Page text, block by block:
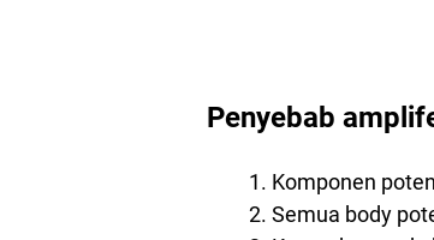
Penyebab
Komponen
Semua body